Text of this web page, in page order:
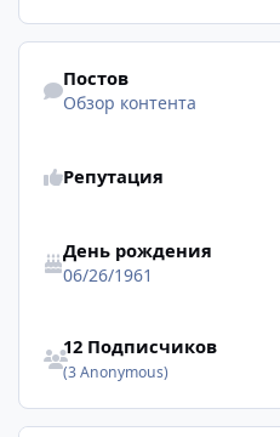
Обзор контента
Постов
Обзор контента
Репутация
День рождения
06/26/1961
12 Подписчиков
(3 Anonymous)